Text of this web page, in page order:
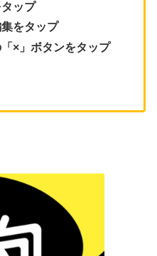
ップ
をタップ
×」ボタンをタップ